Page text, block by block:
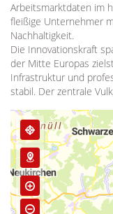
Arbeitsmarktdaten im
fleißige Unternehmer
Nachhaltigkeit.
Die Innovationskraft
der Mitte Europas
Infrastruktur und
stabil. Der zentrale